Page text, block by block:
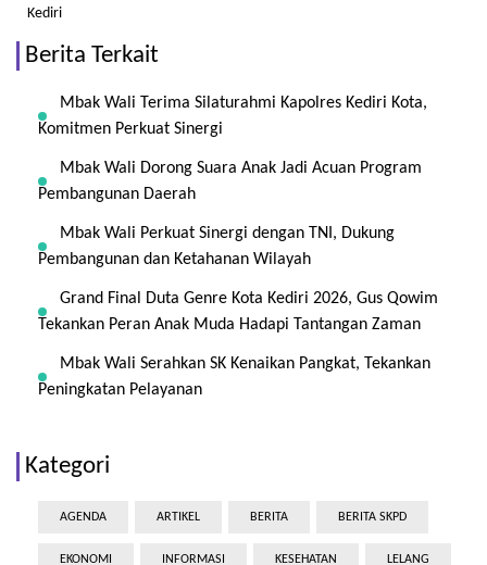
Kediri
Berita Terkait
Mbak Wali Terima Silaturahmi Kapolres Kediri Kota,
Komitmen Perkuat Sinergi
Mbak Wali Dorong Suara Anak Jadi Acuan Program
Pembangunan Daerah
Mbak Wali Perkuat Sinergi dengan TNI, Dukung
Pembangunan dan Ketahanan Wilayah
Grand Final Duta Genre Kota Kediri 2026, Gus Qowim
Tekankan Peran Anak Muda Hadapi Tantangan Zaman
Mbak Wali Serahkan SK Kenaikan Pangkat, Tekankan
Peningkatan Pelayanan
Kategori
AGENDA ARTIKEL BERITA BERITA SKPD
EKONOMI INFORMASI KESEHATAN LELANG